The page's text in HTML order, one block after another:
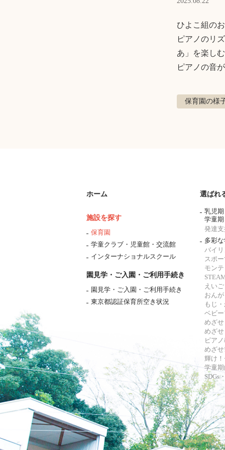
ひよこ組の
ピアノのリ
あ」を楽し
ピアノの音
保育園の様
ホーム
施設を探す
保育園
学童クラブ・児童館・交流館
インターナショナルスクール
園見学・ご入園・ご利用手続き
園見学・ご入園・ご利用手続き
東京都認証保育所空き状況
選ばれ
乳児
学童
発達
多彩
バイ
スポ
モン
えいご
おん
もじ
ベビ
めざ
めざ
ピア
めざ
輝け
学童
SDGs